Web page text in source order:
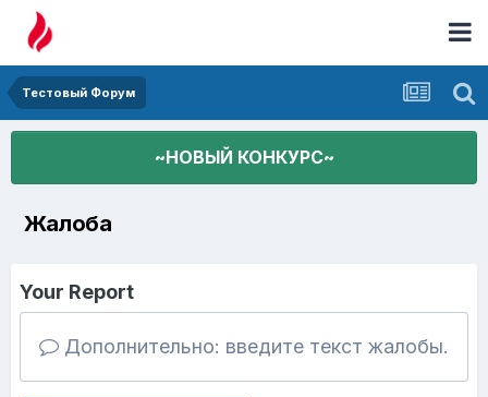
Тестовый Форум
~НОВЫЙ КОНКУРС~
Жалоба
Your Report
Дополнительно: введите текст жалобы.